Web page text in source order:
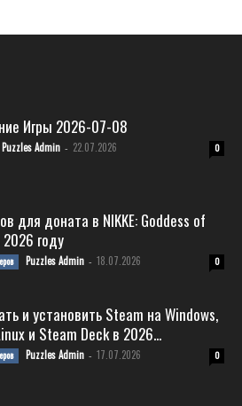
Игры 2026-07-08
Puzzles Admin - 22.07.2026 0
для доната в NIKKE: Goddess of
году
Puzzles Admin - 18.07.2026 0
и установить Steam на Windows,
и Steam Deck в 2026...
Puzzles Admin - 17.07.2026 0